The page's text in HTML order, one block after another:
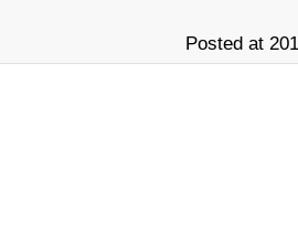
Posted at